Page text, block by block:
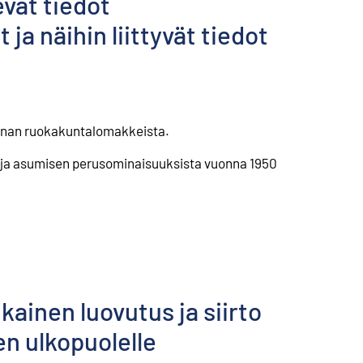
ja näihin liittyvät tiedot
ruokakuntalomakkeista.
perusominaisuuksista vuonna 1950
luovutus ja siirto
ulkopuolelle